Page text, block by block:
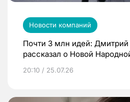
Новости компаний
Почти 3 млн идей:
рассказал о Новой
20:10 / 25.07.26